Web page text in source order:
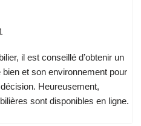
il est conseillé d’obtenir un
et son environnement pour
Heureusement,
sont disponibles en ligne.